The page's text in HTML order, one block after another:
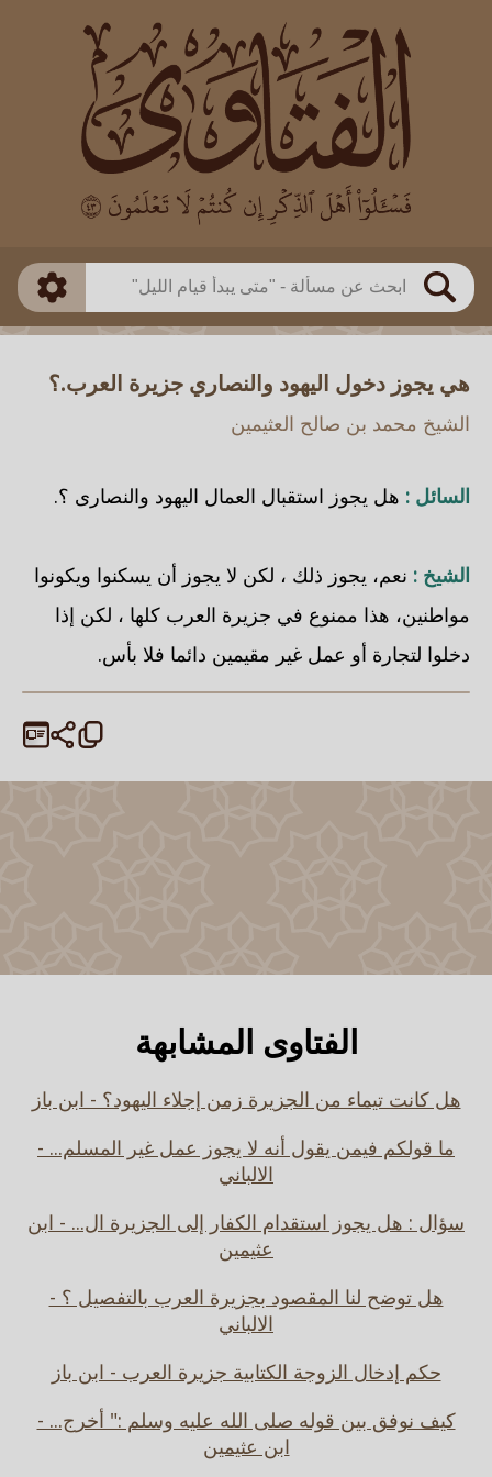
بحث
العالم
بن باز
بن العثيمين
اللجنة الدائمة
طريقة البحث
ذكي
هي يجوز دخول اليهود والنصاري جزيرة العرب.؟
الشيخ محمد بن صالح العثيمين
السائل : هل يجوز استقبال العمال اليهود والنصارى ؟.
الشيخ : نعم، يجوز ذلك ، لكن لا يجوز أن يسكنوا ويكونوا
مواطنين، هذا ممنوع في جزيرة العرب كلها ، لكن إذا
دخلوا لتجارة أو عمل غير مقيمين دائما فلا بأس.
الفتاوى المشابهة
هل كانت تيماء من الجزيرة زمن إجلاء اليهود؟ - ابن باز
ما قولكم فيمن يقول أنه لا يجوز عمل غير المسلم... -
الالباني
سؤال : هل يجوز استقدام الكفار إلى الجزيرة ال... - ابن
عثيمين
هل توضح لنا المقصود بجزيرة العرب بالتفصيل ؟ -
الالباني
حكم إدخال الزوجة الكتابية جزيرة العرب - ابن باز
كيف نوفق بين قوله صلى الله عليه وسلم :" أخرج... -
ابن عثيمين